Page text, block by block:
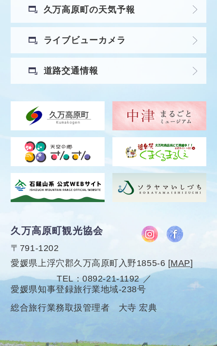
久万高原町の天気予報
ライブビューカメラ
道路交通情報
久万高原町観光協会
〒791-1202
愛媛県上浮穴郡久万高原町入野1855-6 [MAP]
TEL
0892-21-1192
愛媛県知事登録旅行業地域-238号
総合旅行業務取扱管理者 大寺 宏典